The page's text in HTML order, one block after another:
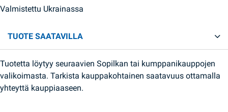
Valmistettu Ukrainassa
TUOTE SAATAVILLA
Tuotetta löytyy seuraavien Sopilkan tai kumppanikauppojen
valikoimasta. Tarkista kauppakohtainen saatavuus ottamalla
yhteyttä kauppiaaseen.